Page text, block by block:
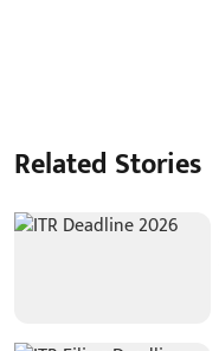
Related Stories